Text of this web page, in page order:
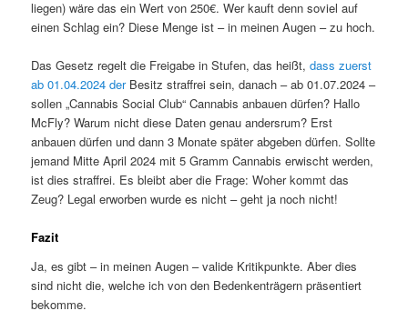
liegen) wäre das ein Wert von 250€. Wer kauft denn soviel auf
einen Schlag ein? Diese Menge ist – in meinen Augen – zu hoch.
Das Gesetz regelt die Freigabe in Stufen, das heißt,dass zuerst
ab 01.04.2024 der Besitz straffrei sein, danach – ab 01.07.2024 –
sollen „Cannabis Social Club“ Cannabis anbauen dürfen? Hallo
McFly? Warum nicht diese Daten genau andersrum? Erst
anbauen dürfen und dann 3 Monate später abgeben dürfen. Sollte
jemand Mitte April 2024 mit 5 Gramm Cannabis erwischt werden,
ist dies straffrei. Es bleibt aber die Frage: Woher kommt das
Zeug? Legal erworben wurde es nicht – geht ja noch nicht!
Fazit
Ja, es gibt – in meinen Augen – valide Kritikpunkte. Aber dies
sind nicht die, welche ich von den Bedenkenträgern präsentiert
bekomme.